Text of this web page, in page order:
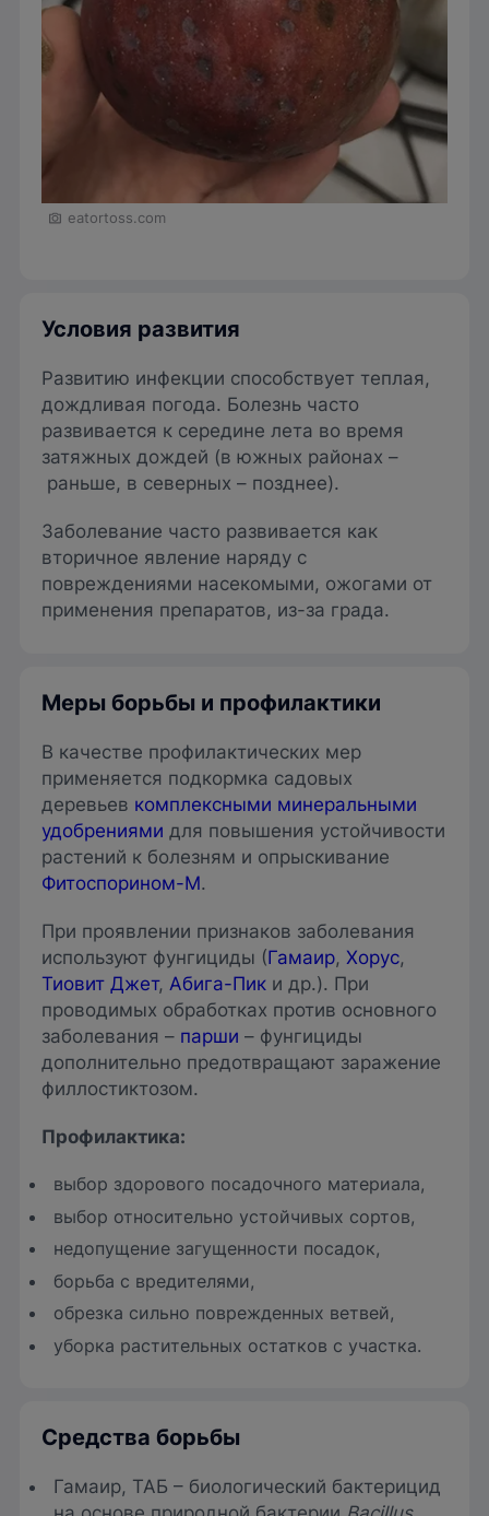
eatortoss.com
Условия развития
Развитию инфекции способствует теплая,
дождливая погода. Болезнь часто
развивается к середине лета во время
затяжных дождей (в южных районах –
раньше, в северных – позднее).
Заболевание часто развивается как
вторичное явление наряду с
повреждениями насекомыми, ожогами от
применения препаратов, из-за града.
Меры борьбы и профилактики
В качестве профилактических мер
применяется подкормка садовых
деревьев комплексными минеральными
удобрениями для повышения устойчивости
растений к болезням и опрыскивание
Фитоспорином-М.
При проявлении признаков заболевания
используют фунгициды (Гамаир, Хорус,
Тиовит Джет, Абига-Пик и др.). При
проводимых обработках против основного
заболевания – парши – фунгициды
дополнительно предотвращают заражение
филлостиктозом.
Профилактика:
выбор здорового посадочного материала,
выбор относительно устойчивых сортов,
недопущение загущенности посадок,
борьба с вредителями,
обрезка сильно поврежденных ветвей,
уборка растительных остатков с участка.
Средства борьбы
Гамаир, ТАБ – биологический бактерицид